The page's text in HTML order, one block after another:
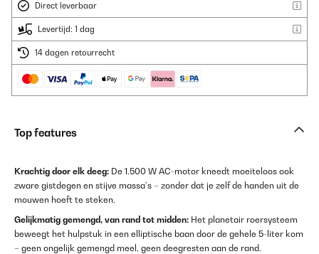
Direct leverbaar
Levertijd: 1 dag
14 dagen retourrecht
Top features
Krachtig door elk deeg: De 1.500 W AC-motor kneedt moeiteloos ook
zware gistdegen en stijve massa’s – zonder dat je zelf de handen uit de
mouwen hoeft te steken.
Gelijkmatig gemengd, van rand tot midden: Het planetair roersysteem
beweegt het hulpstuk in een elliptische baan door de gehele 5-liter kom
– geen ongelijk gemengd meel, geen deegresten aan de rand.